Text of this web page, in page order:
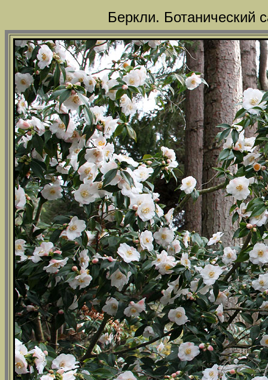
Беркли. Ботанический